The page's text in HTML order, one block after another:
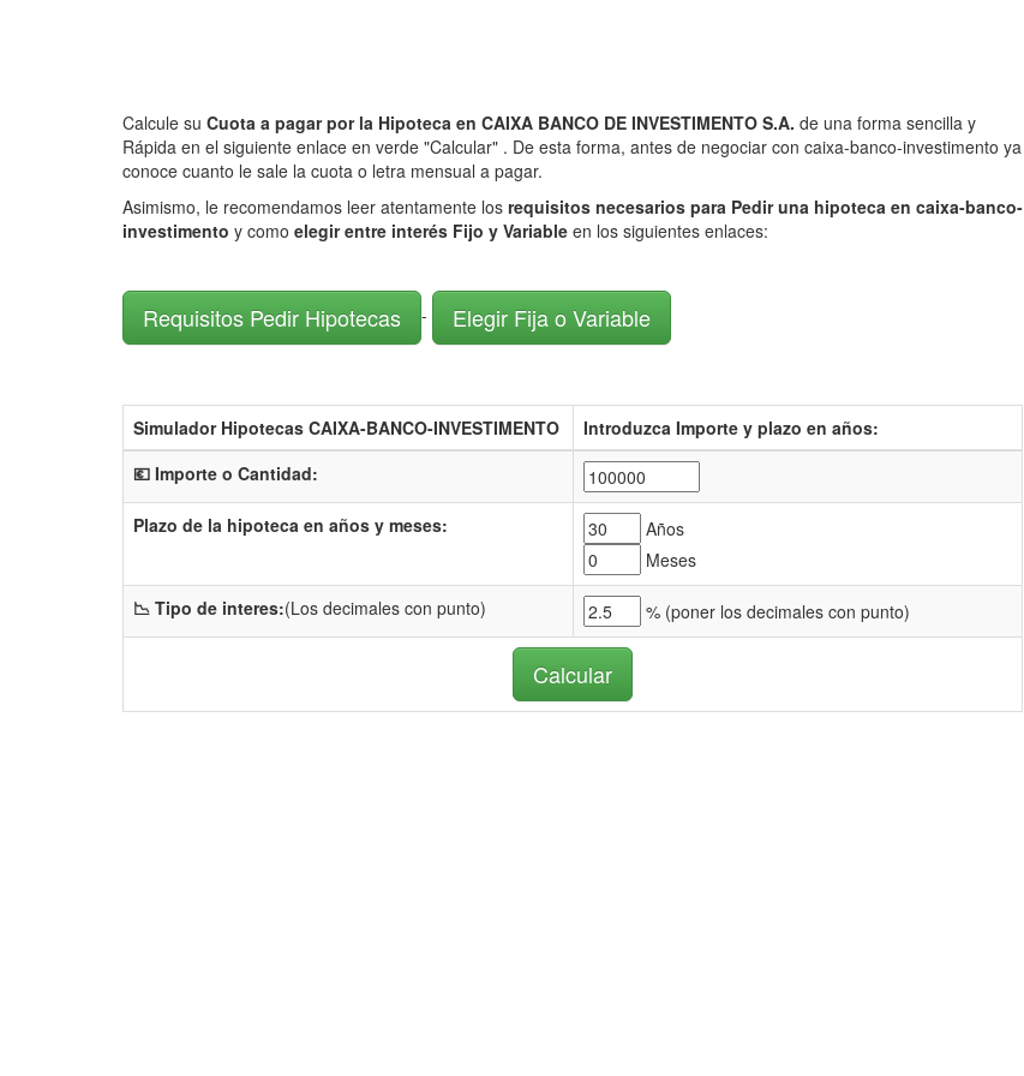
Calcule su Cuota a pagar por la Hipoteca en CAIXA BANCO DE INVESTIMENTO S.A. de una forma sencilla y
Rápida en el siguiente enlace en verde "Calcular" . De esta forma, antes de negociar con caixa-banco-investimento ya
conoce cuanto le sale la cuota o letra mensual a pagar.
Asimismo, le recomendamos leer atentamente los requisitos necesarios para Pedir una hipoteca en caixa-banco-
investimento y como elegir entre interés Fijo y Variable en los siguientes enlaces:
Requisitos Pedir Hipotecas - Elegir Fija o Variable
Simulador Hipotecas CAIXA-BANCO-INVESTIMENTO
Introduzca Importe y plazo en años:
💶 Importe o Cantidad:
Plazo de la hipoteca en años y meses:
Años
Meses
📉 Tipo de interes:(Los decimales con punto) % (poner los decimales con punto)